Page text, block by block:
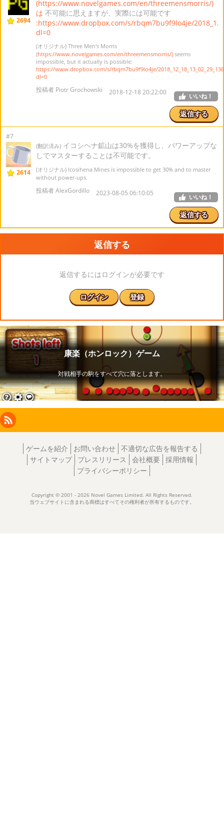
2694
(https://www.novelgames.com/en/threemensmorris/)
は 不可能に思えますが、実際には可能です
:https://www.dropbox.com/s/rbqm7bu9f9lo4je/
dl=0
(オリジナル) Three Men's Morris
(https://www.novelgames.com/en/threemensmorris/) seems
impossible, but it actually is possible:
https://www.dropbox.com/s/rbqm7bu9f9lo4je/
dl=0
投稿者 Piotr Grochowski 2018-12-18 20:22:00 いいね！
返信する
#7
2614
(翻訳済み) イコシヘナ鉱山は30%を獲得し、パワーアップな
しでマスターすることは不可能です。
(オリジナル) Icosihena Mines is impossible to get 30% and to master
without power-ups.
投稿者 AlexGordillo 2023-08-05 06:10:05 いいね！
返信する
返信する
返信するにはログインが必要です
ログイン 登録
Facebook
Instagram
X
LinkedIn
RSS
ゲームを紹介 お問い合わせ
不適切な広告を報告する
サイトマップ
プレスリリース 会社概要 採用情報
プライバシーポリシー
Copyright © 2001 - 2026 Novel Games Limited. All Rights Reserved.
当ウェブサイトに含まれる商標はすべてその権利者が所有するものです。